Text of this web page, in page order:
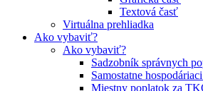
Textová časť
Virtuálna prehliadka
Ako vybaviť?
Ako vybaviť?
Sadzobník správnych
Samostatne
Miestny poplatok za